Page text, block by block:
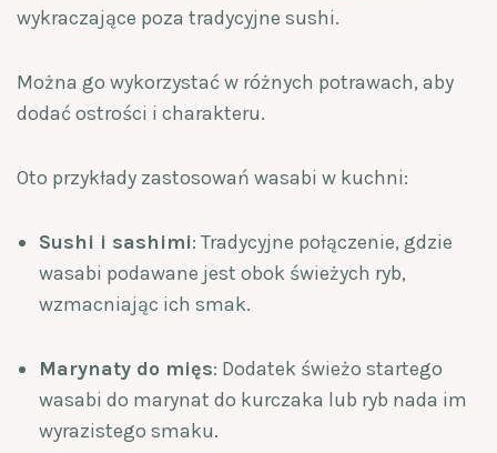
wykraczające poza tradycyjne sushi.
Można go wykorzystać w różnych potrawach, aby
dodać ostrości i charakteru.
Oto przykłady zastosowań wasabi w kuchni:
Sushi i sashimi: Tradycyjne połączenie, gdzie
wasabi podawane jest obok świeżych ryb,
wzmacniając ich smak.
Marynaty do mięs: Dodatek świeżo startego
wasabi do marynat do kurczaka lub ryb nada im
wyrazistego smaku.